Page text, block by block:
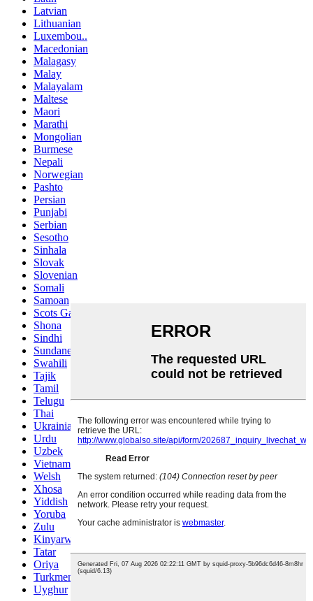
Latvian
Lithuanian
Luxembou..
Macedonian
Malagasy
Malay
Malayalam
Maltese
Maori
Marathi
Mongolian
Burmese
Nepali
Norwegian
Pashto
Persian
Punjabi
Serbian
Sesotho
Sinhala
Slovak
Slovenian
Somali
Samoan
Scots Gaelic
Shona
Sindhi
Sundanese
Swahili
Tajik
Tamil
Telugu
Thai
Ukrainian
Urdu
Uzbek
Vietnamese
Welsh
Xhosa
Yiddish
Yoruba
Zulu
Kinyarwanda
Tatar
Oriya
Turkmen
Uyghur